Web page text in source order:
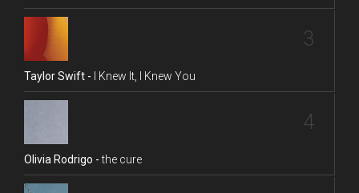
3
Taylor Swift - I Knew It, I Knew You
4
Olivia Rodrigo -the cure